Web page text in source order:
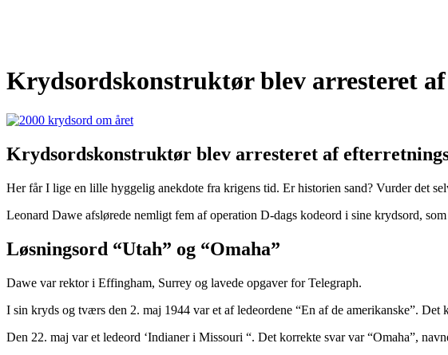
Krydsordskonstruktør blev arresteret
Krydsordskonstruktør blev arresteret af
Her får I lige en lille hyggelig anekdote fra krigens tid. Er historien sand? Vurder det
Leonard Dawe afslørede nemligt fem af operation D-dags kodeord i sine krydsord,
Løsningsord “Utah” og “Omaha”
Dawe var rektor i Effingham, Surrey og lavede opgaver for Telegraph.
I sin kryds og tværs den 2. maj 1944 var et af ledeordene “En af de amerikanske”.
Den 22. maj var et ledeord ‘Indianer i Missouri “. Det korrekte svar var “Omaha”,